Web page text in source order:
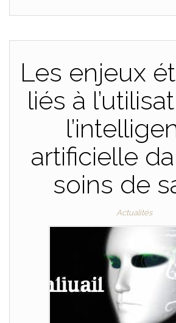
Les enjeux
liés à
artificielle
soins de
Actualités